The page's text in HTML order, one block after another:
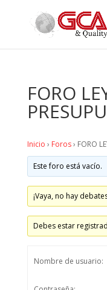
FORO
Inicio › Foros› FORO
Este foro está vacío.
¡Vaya, no hay
Debes estar
Nombre de usuario: